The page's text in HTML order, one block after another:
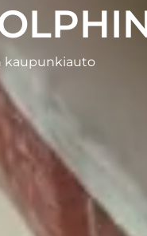
kaupunkiauto